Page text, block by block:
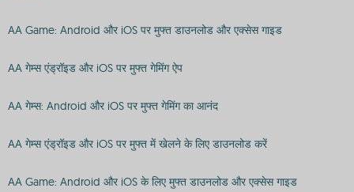
AA Game: Android और iOS पर मुफ्त डाउनलोड और एक्सेस गाइड
AA गेम्स एंड्रॉइड और iOS पर मुफ्त गेमिंग ऐप
AA गेम्स: Android और iOS पर मुफ्त गेमिंग का आनंद
AA गेम्स एंड्रॉइड और iOS पर मुफ्त में खेलने के लिए डाउनलोड करें
AA Game: Android और iOS के लिए मुफ्त डाउनलोड और एक्सेस गाइड